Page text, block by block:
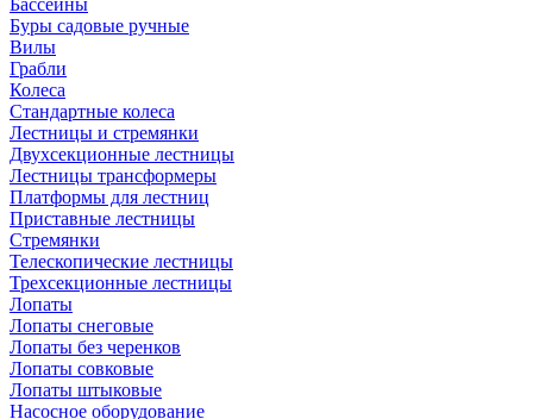
Бассейны
Буры садовые ручные
Вилы
Грабли
Колеса
Стандартные колеса
Лестницы и стремянки
Двухсекционные лестницы
Лестницы трансформеры
Платформы для лестниц
Приставные лестницы
Стремянки
Телескопические лестницы
Трехсекционные лестницы
Лопаты
Лопаты снеговые
Лопаты без черенков
Лопаты совковые
Лопаты штыковые
Насосное оборудование